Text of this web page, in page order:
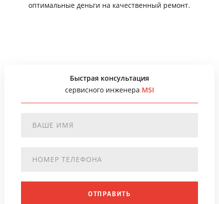
оптимальные деньги на качественный ремонт.
Быстрая консультация
сервисного инженера MSI
ОТПРАВИТЬ